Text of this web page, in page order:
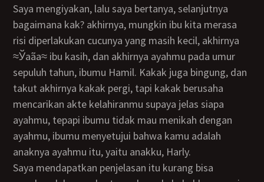
saya mengiyakan, lalu saya bertanya, selanjutnya
bagaimana kak? akhirnya, mungkin ibu kita merasa
risi diperlakukan cucunya yang masih kecil, akhirnya
≈Ўaãa≈ ibu kasih, dan akhirnya ayahmu pada umur
sepuluh tahun, ibumu Hamil. Kakak juga bingung, dan
takut akhirnya kakak pergi, tapi kakak berusaha
mencarikan akte kelahiranmu supaya jelas siapa
ayahmu, tepapi ibumu tidak mau menikah dengan
ayahmu, ibumu menyetujui bahwa kamu adalah
anaknya ayahmu itu, yaitu anakku, Harly.
Saya mendapatkan penjelasan itu kurang bisa